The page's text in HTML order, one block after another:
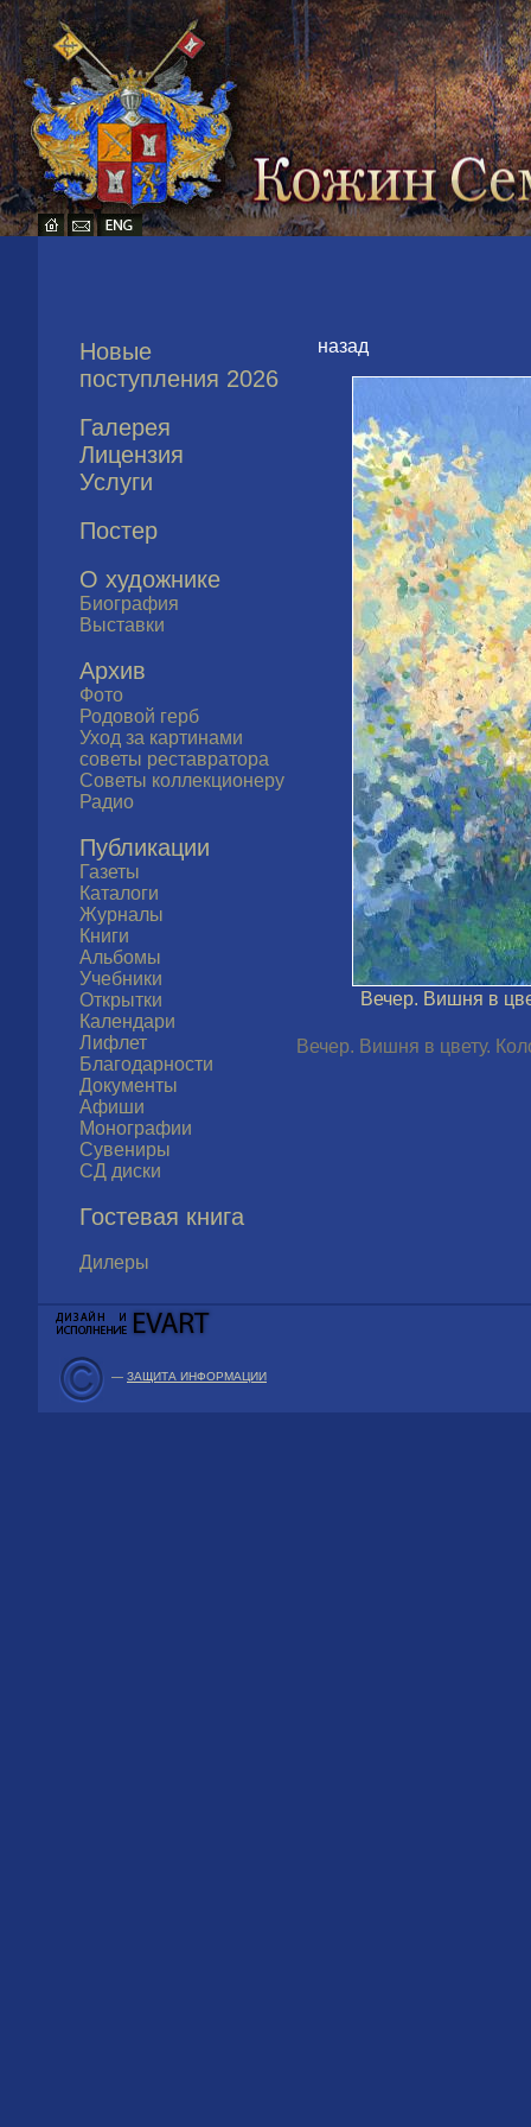
Новые
поступления 2026
Галерея
Лицензия
Услуги
Постер
О художнике
Биография
Выставки
Архив
Фото
Родовой герб
Уход за картинами
советы реставратора
Советы коллекционеру
Радио
Публикации
Газеты
Каталоги
Журналы
Книги
Альбомы
Учебники
Открытки
Календари
Лифлет
Благодарности
Документы
Афиши
Монографии
Сувениры
СД диски
Гостевая книга
Дилеры
назад
Вечер. Вишня в
Вечер. Вишня в цвету.
— ЗАЩИТА ИНФОРМАЦИИ